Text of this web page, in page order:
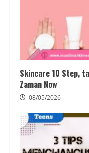
Skincare 10 Step,
Zaman Now
08/05/2026